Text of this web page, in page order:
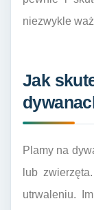
niezwykle
Jak
Plamy na
lub
utrwaleniu.